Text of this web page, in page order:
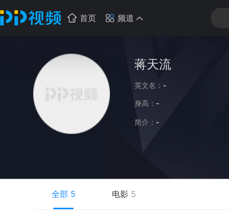
首页 频道
蒋天流
英文名： -
身高： -
简介： -
全部 5 电影 5